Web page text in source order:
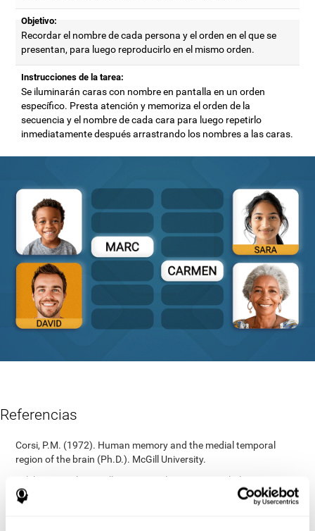
Objetivo:
Recordar el nombre de cada persona y el orden en el que se
presentan, para luego reproducirlo en el mismo orden.
Instrucciones de la tarea:
Se iluminarán caras con nombre en pantalla en un orden
específico. Presta atención y memoriza el orden de la
secuencia y el nombre de cada cara para luego repetirlo
inmediatamente después arrastrando los nombres a las caras.
Referencias
Corsi, P.M. (1972). Human memory and the medial temporal
region of the brain (Ph.D.). McGill University.
Tulsky, D. S., Chiaravalloti, N. D., Palmer, B. W., & Chelune, G. J.
(2003). The Wechsler Memory Scale, Third Edition. Clinical